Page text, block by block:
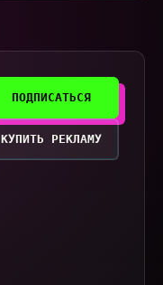
ПОДПИСАТЬСЯ
КУПИТЬ РЕКЛАМУ